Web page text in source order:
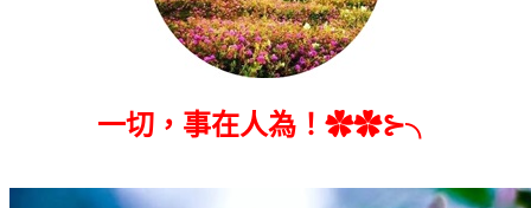
一切，事在人為！✿✿⊱╮